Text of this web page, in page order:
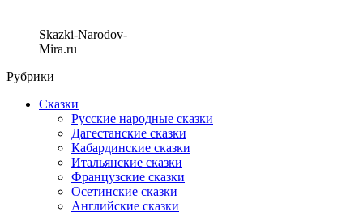
Skazki-Narodov-
Mira.ru
Рубрики
Сказки
Русские народные сказки
Дагестанские сказки
Кабардинские сказки
Итальянские сказки
Французские сказки
Осетинские сказки
Английские сказки